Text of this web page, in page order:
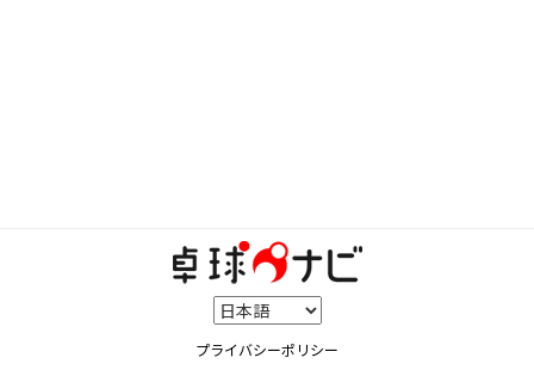
プライバシーポリシー